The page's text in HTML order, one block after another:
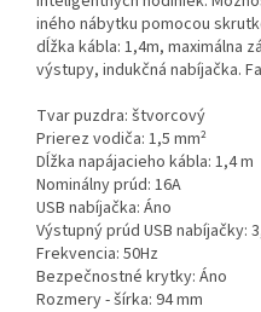
iného nábytku pomocou
dĺžka kábla: 1,4m, maximálna
výstupy, indukčná nabíjačka.
Tvar puzdra: štvorcový
Prierez vodiča: 1,5 mm²
Dĺžka napájacieho kábla: 1,4 m
Nominálny prúd: 16A
USB nabíjačka: Áno
Výstupný prúd USB nabíjačky:
Frekvencia: 50Hz
Bezpečnostné krytky: Áno
Rozmery - šírka: 94 mm